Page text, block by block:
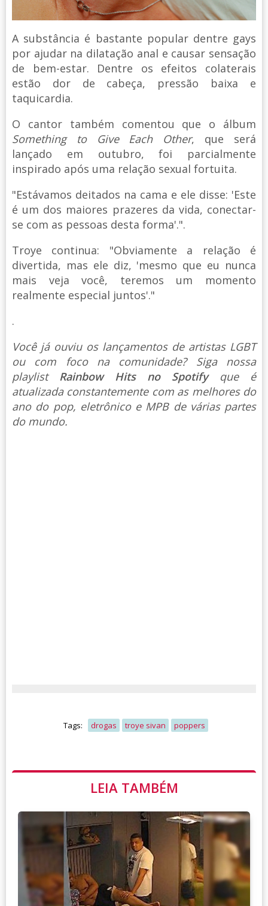
A substância é bastante popular dentre gays
por ajudar na dilatação anal e causar sensação
de bem-estar. Dentre os efeitos colaterais
estão dor de cabeça, pressão baixa e
taquicardia.
O cantor também comentou que o álbum
Something to Give Each Other, que será
lançado em outubro, foi parcialmente
inspirado após uma relação sexual fortuita.
"Estávamos deitados na cama e ele disse: 'Este
é um dos maiores prazeres da vida, conectar-
se com as pessoas desta forma'.".
Troye continua: "Obviamente a relação é
divertida, mas ele diz, 'mesmo que eu nunca
mais veja você, teremos um momento
realmente especial juntos'."
.
Você já ouviu os lançamentos de artistas LGBT
ou com foco na comunidade? Siga nossa
playlist Rainbow Hits no Spotify que é
atualizada constantemente com as melhores do
ano do pop, eletrônico e MPB de várias partes
do mundo.
Tags: drogas troye sivan poppers
LEIA TAMBÉM